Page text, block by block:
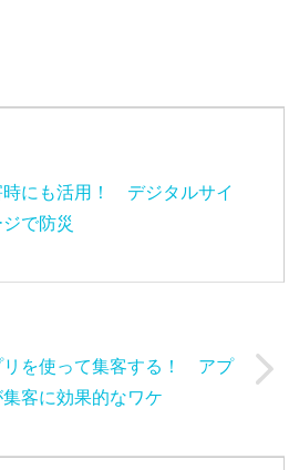
時にも活用！ デジタルサイ
で防災
リを使って集客する！ アプ
集客に効果的なワケ